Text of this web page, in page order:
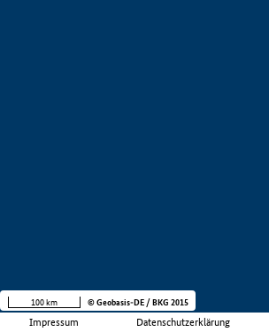
Impressum Datenschutzerklärung
100 km © Geobasis-DE / BKG 2015